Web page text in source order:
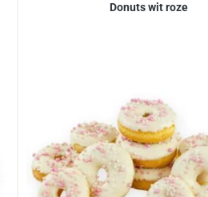
Donuts wit roze